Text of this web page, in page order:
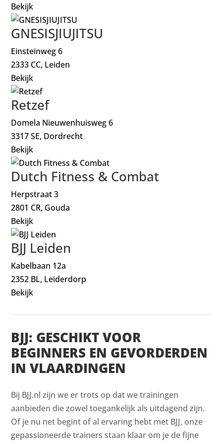
Bekijk
GNESISJIUJITSU
Einsteinweg 6
2333 CC, Leiden
Bekijk
Retzef
Domela Nieuwenhuisweg 6
3317 SE, Dordrecht
Bekijk
Dutch Fitness & Combat
Herpstraat 3
2801 CR, Gouda
Bekijk
BJJ Leiden
Kabelbaan 12a
2352 BL, Leiderdorp
Bekijk
BJJ: GESCHIKT VOOR
BEGINNERS EN GEVORDERDEN
IN VLAARDINGEN
Bij BJJ.nl zijn we er trots op dat we trainingen
aanbieden die zowel toegankelijk als uitdagend zijn.
Of je nu net begint of al ervaring hebt met BJJ, onze
gepassioneerde trainers staan klaar om je de fijne